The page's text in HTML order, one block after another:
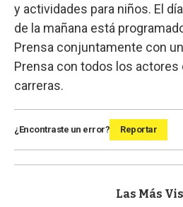
y actividades para niños. El
de la mañana está
Prensa conjuntamente con
Prensa con todos los actores
carreras.
¿Encontraste un error? Reportar
Las Más